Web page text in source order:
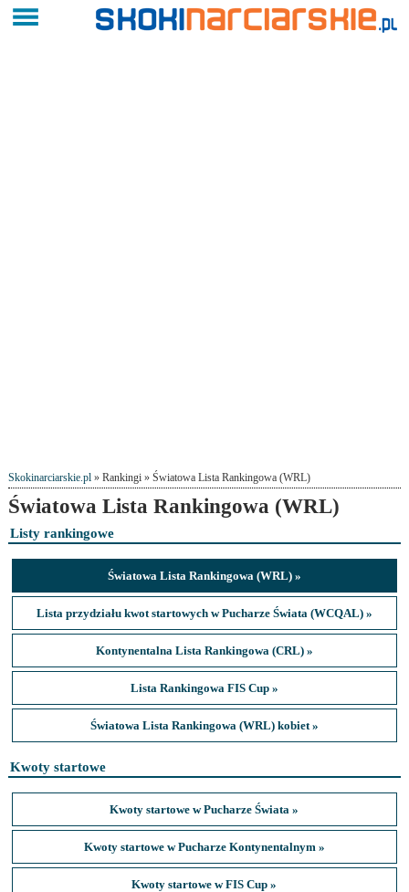
Skokinarciarskie.pl» Rankingi » Światowa Lista Rankingowa (WRL)
Światowa Lista Rankingowa (WRL)
Listy rankingowe
Światowa Lista Rankingowa (WRL) »
Lista przydziału kwot startowych w Pucharze Świata (WCQAL) »
Kontynentalna Lista Rankingowa (CRL) »
Lista Rankingowa FIS Cup »
Światowa Lista Rankingowa (WRL) kobiet »
Kwoty startowe
Kwoty startowe w Pucharze Świata »
Kwoty startowe w Pucharze Kontynentalnym »
Kwoty startowe w FIS Cup »